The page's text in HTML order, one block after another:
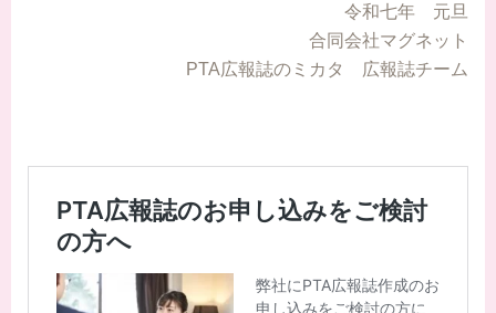
令和七年 元旦
合同会社マグネット
PTA広報誌のミカタ 広報誌チーム